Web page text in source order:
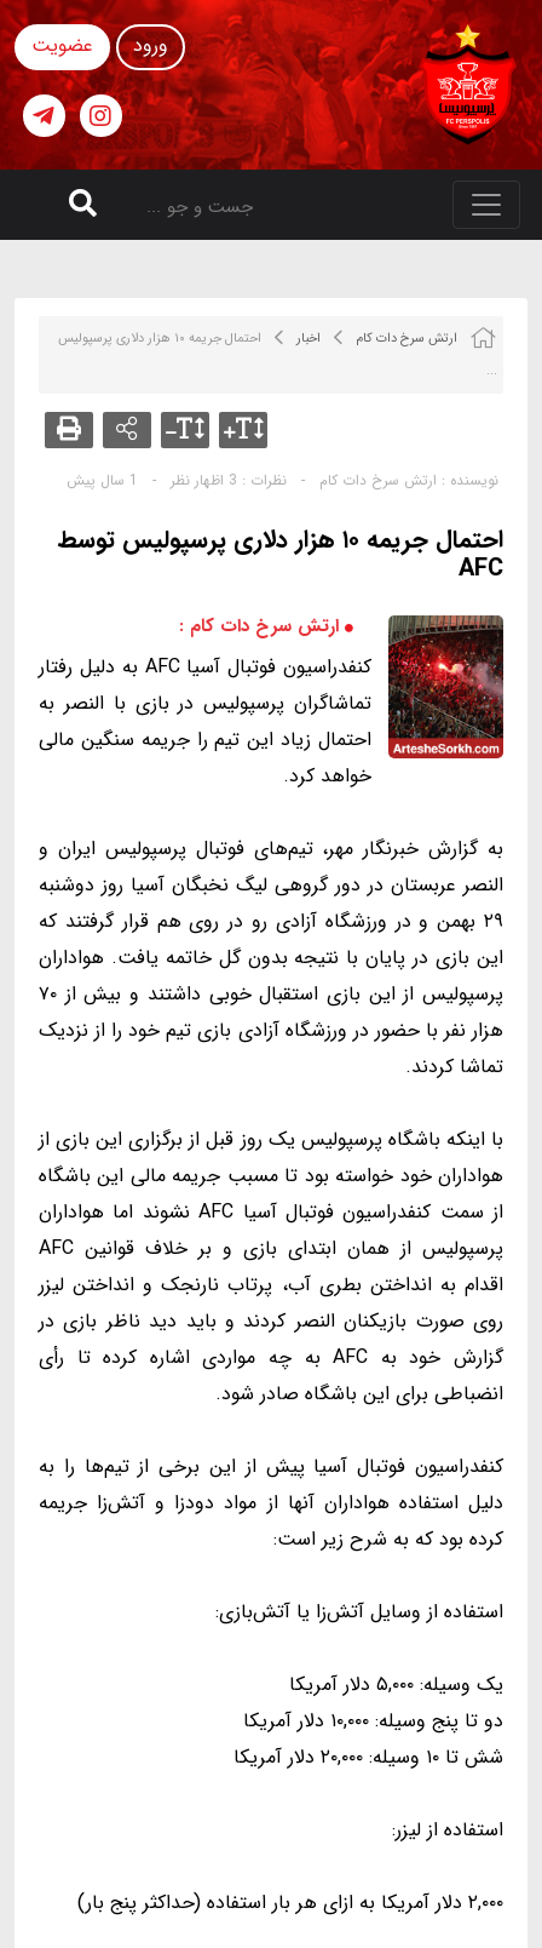
ورود عضویت
ارتش سرخ دات کام اخبار
احتمال جریمه ۱۰ هزار دلاری پرسپولیس
...
نویسنده : ارتش سرخ دات کام - نظرات : 3 اظهار نظر - 1 سال پیش
احتمال جریمه ۱۰ هزار دلاری پرسپولیس توسط
AFC
ارتش سرخ دات کام :
کنفدراسیون فوتبال آسیا AFC به دلیل رفتار
تماشاگران پرسپولیس در بازی با النصر به
احتمال زیاد این تیم را جریمه سنگین مالی
خواهد کرد.
به گزارش خبرنگار مهر، تیم‌های فوتبال پرسپولیس ایران و
النصر عربستان در دور گروهی لیگ نخبگان آسیا روز دوشنبه
۲۹ بهمن و در ورزشگاه آزادی رو در روی هم قرار گرفتند که
این بازی در پایان با نتیجه بدون گل خاتمه یافت. هواداران
پرسپولیس از این بازی استقبال خوبی داشتند و بیش از ۷۰
هزار نفر با حضور در ورزشگاه آزادی بازی تیم خود را از نزدیک
تماشا کردند.
با اینکه باشگاه پرسپولیس یک روز قبل از برگزاری این بازی از
هواداران خود خواسته بود تا مسبب جریمه مالی این باشگاه
از سمت کنفدراسیون فوتبال آسیا AFC نشوند اما هواداران
پرسپولیس از همان ابتدای بازی و بر خلاف قوانین AFC
اقدام به انداختن بطری آب، پرتاب نارنجک و انداختن لیزر
روی صورت بازیکنان النصر کردند و باید دید ناظر بازی در
گزارش خود به AFC به چه مواردی اشاره کرده تا رأی
انضباطی برای این باشگاه صادر شود.
کنفدراسیون فوتبال آسیا پیش از این برخی از تیم‌ها را به
دلیل استفاده هواداران آنها از مواد دودزا و آتش‌زا جریمه
کرده بود که به شرح زیر است:
استفاده از وسایل آتش‌زا یا آتش‌بازی:
یک وسیله: ۵,۰۰۰ دلار آمریکا
دو تا پنج وسیله: ۱۰,۰۰۰ دلار آمریکا
شش تا ۱۰ وسیله: ۲۰,۰۰۰ دلار آمریکا
استفاده از لیزر:
۲,۰۰۰ دلار آمریکا به ازای هر بار استفاده (حداکثر پنج بار)